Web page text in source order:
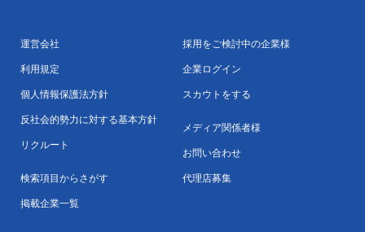
運営会社
利用規定
個人情報保護法方針
反社会的勢力に対する基本方針
リクルート
検索項目からさがす
掲載企業一覧
採用をご検討中の企業様
企業ログイン
スカウトをする
メディア関係者様
お問い合わせ
代理店募集